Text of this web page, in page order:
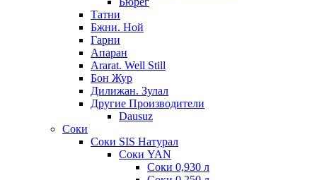
Татни
Бжни. Ной
Гарни
Апаран
Ararat. Well Still
Бон Жур
Дилижан. Зулал
Другие Производители
Dausuz
Соки
Соки SIS Натурал
Соки YAN
Соки 0,930 л